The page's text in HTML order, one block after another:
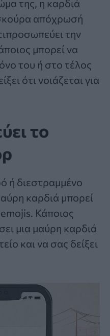
της, η καρδιά
απόχρωσή
την
μπορεί να
του ή στο τέλος
ότι νοιάζεται για
το
ή διεστραμμένο
καρδιά μπορεί
Κάποιος
μια μαύρη καρδιά
και να σας δείξει